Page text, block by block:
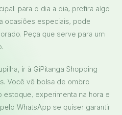
para o dia a dia, prefira algo
ocasiões especiais, pode
Peça que serve para um
ir à GiPitanga Shopping
Você vê bolsa de ombro
estoque, experimenta na hora e
WhatsApp se quiser garantir